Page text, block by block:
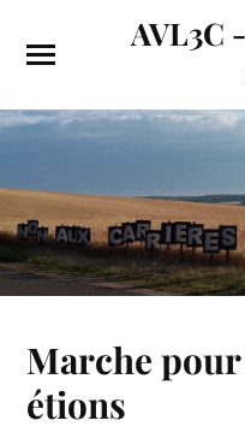
AVL3C
Marche
étions